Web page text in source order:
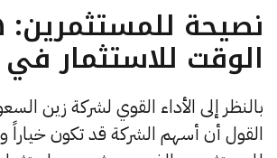
نصيحة
الوقت للاستثمار
بالنظر إلى الأداء القوي لشركة زين
القول أن أسهم الشركة قد تكون خياراً